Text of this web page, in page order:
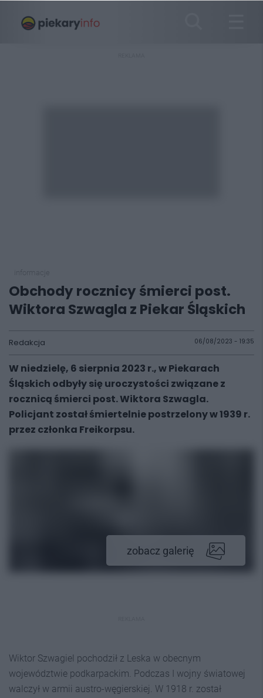
Obchody rocznicy śmierci post.
Wiktora Szwagla z Piekar Śląskich
Redakcja 06/08/2023 - 19:35
W niedzielę, 6 sierpnia 2023 r., w Piekarach
Śląskich odbyły się uroczystości związane z
rocznicą śmierci post. Wiktora Szwagla.
Policjant został śmiertelnie postrzelony w 1939 r.
przez członka Freikorpsu.
zobacz galerię
Wiktor Szwagiel pochodził z Leska w obecnym
województwie podkarpackim. Podczas I wojny światowej
walczył w armii austro-węgierskiej. W 1918 r. został